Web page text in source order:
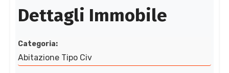
Dettagli Immobile
Categoria:
Abitazione Tipo Civ